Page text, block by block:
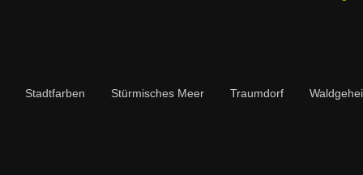
Stadtfarben Stürmisches Meer Traumdorf